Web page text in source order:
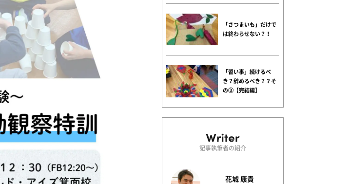
「さつまいも」だけで
は終わらせない？！
「習い事」続けるべ
き？辞めるべき？？そ
の③【完結編】
記事執筆者の紹介
花城 康貴